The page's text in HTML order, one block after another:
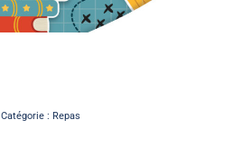
Catégorie : Repas